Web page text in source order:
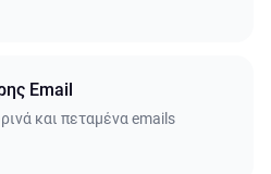
Email
και πεταμένα emails